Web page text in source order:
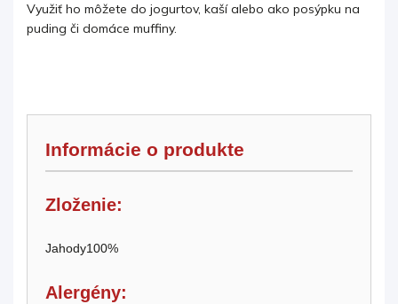
Využiť ho môžete do jogurtov, kaší alebo ako posýpku na
puding či domáce muffiny.
Informácie o produkte
Zloženie:
Jahody100%
Alergény: